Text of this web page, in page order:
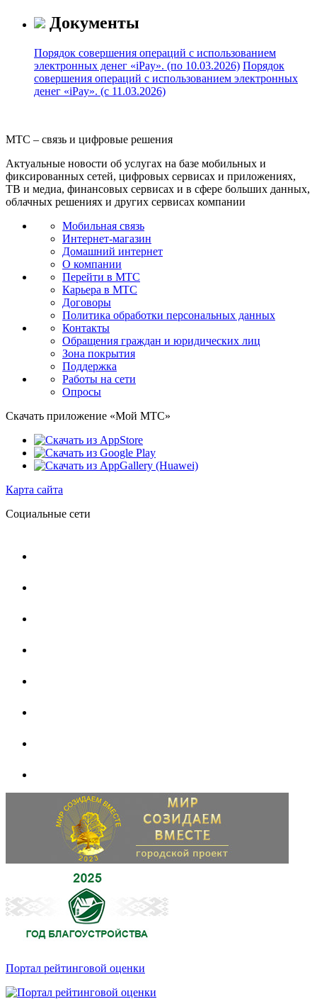
Документы
Порядок совершения операций с использованием
электронных денег «iPay». (по 10.03.2026) Порядок
совершения операций с использованием электронных
денег «iPay». (с 11.03.2026)
МТС – связь и цифровые решения
Актуальные новости об услугах на базе мобильных и
фиксированных сетей, цифровых сервисах и приложениях,
ТВ и медиа, финансовых сервисах и в сфере больших данных,
облачных решениях и других сервисах компании
Мобильная связь
Интернет-магазин
Домашний интернет
О компании
Перейти в МТС
Карьера в МТС
Договоры
Политика обработки персональных данных
Контакты
Обращения граждан и юридических лиц
Зона покрытия
Поддержка
Работы на сети
Опросы
Скачать приложение «Мой МТС»
Карта сайта
Социальные сети
Портал рейтинговой оценки